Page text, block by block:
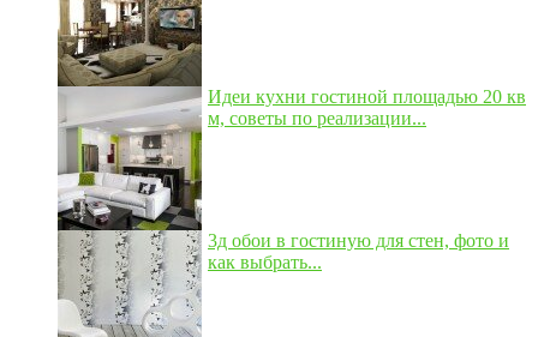
Идеи кухни гостиной площадью 20 кв
м, советы по реализации...
3д обои в гостиную для стен, фото и
как выбрать...